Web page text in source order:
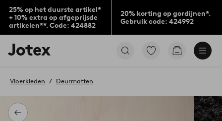
25% op het duurste artikel*
+ 10% extra op afgeprijsde
artikelen**. Code: 424882
20% korting op gordijnen*.
Gebruik code: 424992
Jotex
logo
to
home
page
Ga
Go
Terug
Vloerkleden Deurmatten